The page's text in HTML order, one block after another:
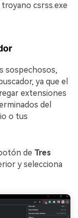
csrss.exe
sospechosos,
ya que el
extensiones
del
o tus
de Tres
y selecciona